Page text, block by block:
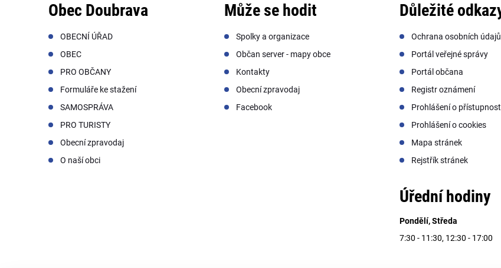
Obec Doubrava
OBECNÍ ÚŘAD
OBEC
PRO OBČANY
Formuláře ke stažení
SAMOSPRÁVA
PRO TURISTY
Obecní zpravodaj
O naší obci
Může se hodit
Spolky a organizace
Občan server - mapy obce
Kontakty
Obecní zpravodaj
Facebook
Důležité
Ochrana osobních údajů
Portál veřejné správy
Portál občana
Registr oznámení
Prohlášení o
Prohlášení o cookies
Mapa stránek
Rejstřík stránek
Úřední hodiny
Pondělí, Středa
7:30 - 11:30, 12:30 - 17:00